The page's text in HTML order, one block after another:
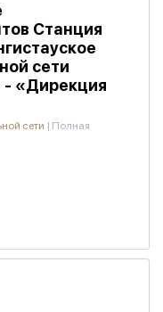
Станция
сети
«Дирекция
сети | Полная